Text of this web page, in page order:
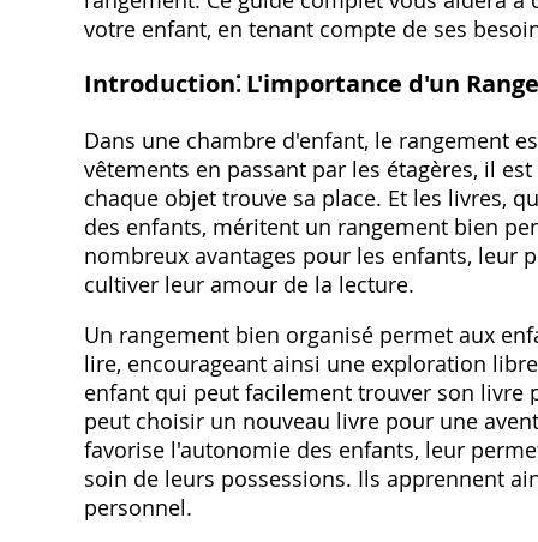
votre enfant, en tenant compte de ses
Introduction⁚ L'importance d'un
Dans une chambre d'enfant, le rangement
vêtements en passant par les étagères, il
chaque objet trouve sa place. Et les livres,
des enfants, méritent un rangement bien
nombreux avantages pour les enfants, leur
cultiver leur amour de la lecture.
Un rangement bien organisé permet aux
lire, encourageant ainsi une exploration
enfant qui peut facilement trouver son livre
peut choisir un nouveau livre pour une
favorise l'autonomie des enfants, leur
soin de leurs possessions. Ils apprennent
personnel.